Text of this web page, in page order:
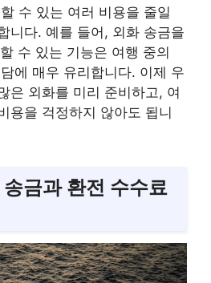
수 있는 여러 비용을 줄일
니다. 예를 들어, 외화 송금을
수 있는 기능은 여행 중의
에 매우 유리합니다. 이제 우
은 외화를 미리 준비하고, 여
용을 걱정하지 않아도 됩니
금과 환전 수수료